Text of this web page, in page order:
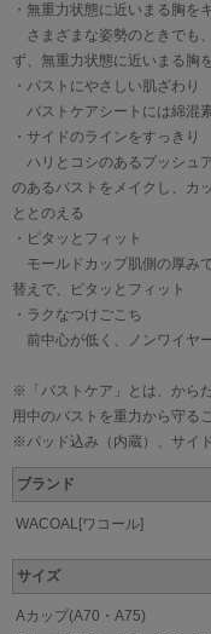
・無重力状態に近いまる胸を
さまざまな姿勢のときでも
ず、無重力状態に近いまる胸
・バストにやさしい肌ざわり
バストケアシートには綿混
・サイドのラインをすっきり
ハリとコシのあるプッシュ
のあるバストをメイクし、カ
ととのえる
・ピタッとフィット
モールドカップ肌側の厚み
替えで、ピタッとフィット
・ラクなつけごこち
前中心が低く、ノンワイヤ
※「バストケア」とは、から
用中のバストを重力から守る
※パッド込み（内蔵）、サイ
ブランド
WACOAL[ワコール]
サイズ
Aカップ(A70・A75)